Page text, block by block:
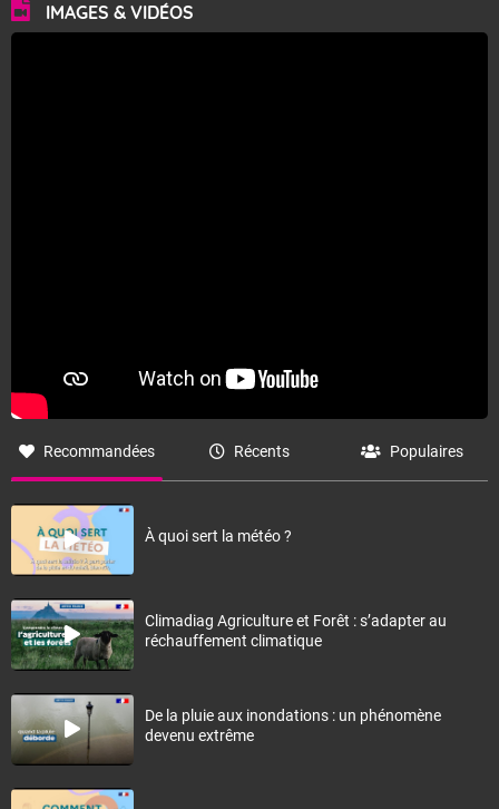
IMAGES & VIDÉOS
Recommandées Récents Populaires
À quoi sert la météo ?
Climadiag Agriculture et Forêt : s’adapter au
réchauffement climatique
De la pluie aux inondations : un phénomène
devenu extrême